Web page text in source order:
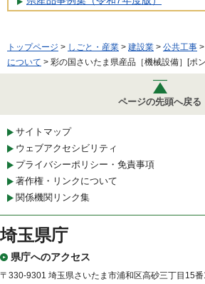
トップページ > しごと・産業 > 建設業 > 公共工事 >
について > 彩の国さいたま県産品［機械設備］[ポ
ページの先頭へ戻る
サイトマップ
ウェブアクセシビリティ
プライバシーポリシー・免責事項
著作権・リンクについて
関係機関リンク集
埼玉県庁
県庁へのアクセス
〒330-9301 埼玉県さいたま市浦和区高砂三丁目15